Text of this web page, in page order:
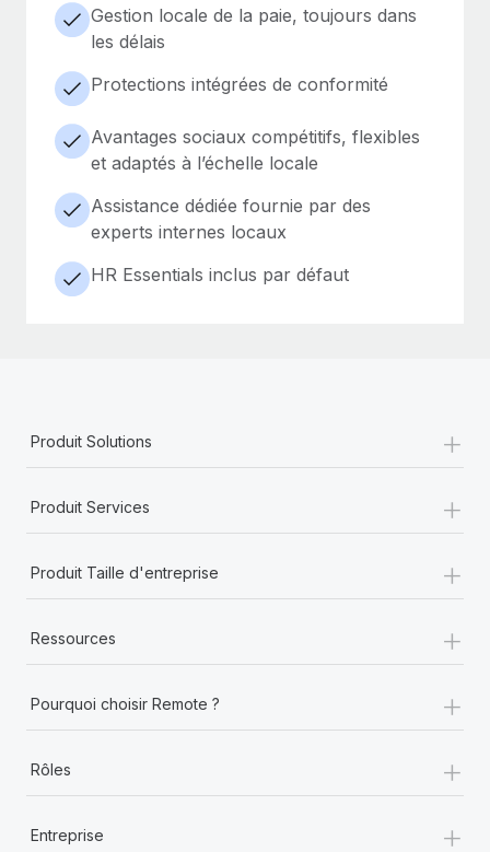
Gestion locale de la paie, toujours dans
les délais
Protections intégrées de conformité
Avantages sociaux compétitifs, flexibles
et adaptés à l’échelle locale
Assistance dédiée fournie par des
experts internes locaux
HR Essentials inclus par défaut
Produit Solutions +
Produit Services +
Produit Taille d'entreprise +
Ressources +
Pourquoi choisir Remote ? +
Rôles +
Entreprise +